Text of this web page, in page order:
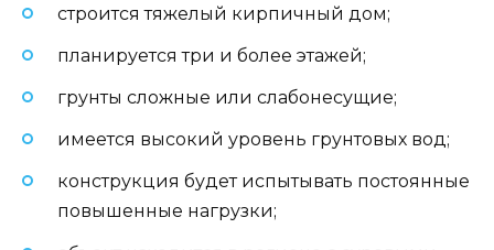
строится тяжелый кирпичный дом;
планируется три и более этажей;
грунты сложные или слабонесущие;
имеется высокий уровень грунтовых вод;
конструкция будет испытывать постоянные
повышенные нагрузки;